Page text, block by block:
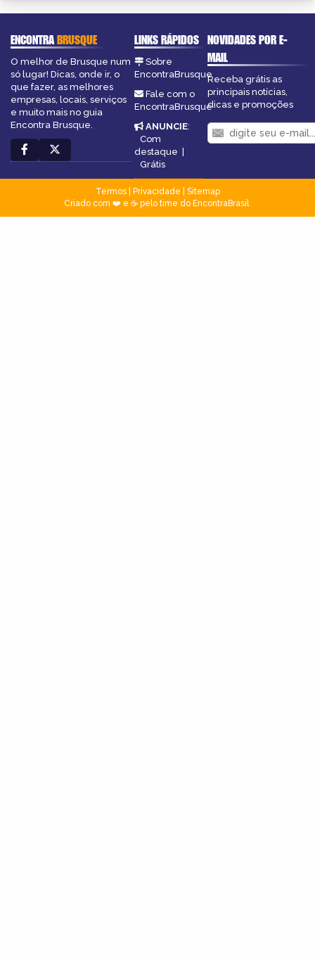
ENCONTRABRUSQUE
O melhor de Brusque num
só lugar! Dicas, onde ir, o
que fazer, as melhores
empresas, locais, serviços
e muito mais no guia
Encontra Brusque.
LINKS RÁPIDOS
Sobre
EncontraBrusque
Fale com o
EncontraBrusque
ANUNCIE:
Com
destaque
Grátis
NOVIDADES POR E-
MAIL
Receba grátis as
principais notícias,
dicas e promoções
Termos| Privacidade
Sitemap
Criado com ❤️ e ☕ pelo time do EncontraBrasil